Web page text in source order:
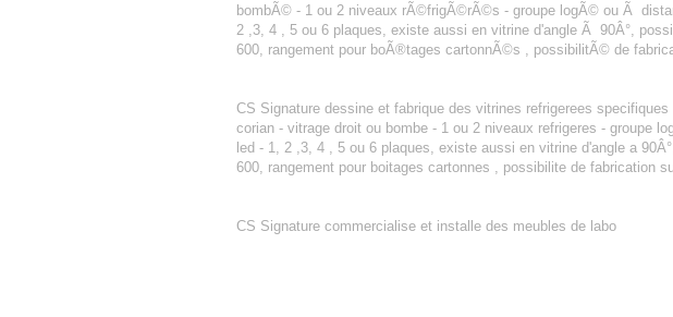
bombÃ© - 1 ou 2 niveaux rÃ©frigÃ©rÃ©s - groupe logÃ© ou Ã
2 ,3, 4 , 5 ou 6 plaques, existe aussi en vitrine d'angle Ã 90Â°,
600, rangement pour boÃ®tages cartonnÃ©s , possibilitÃ© de
CS Signature dessine et fabrique des vitrines refrigerees
corian - vitrage droit ou bombe - 1 ou 2 niveaux refrigeres - groupe
led - 1, 2 ,3, 4 , 5 ou 6 plaques, existe aussi en vitrine d'angle a
600, rangement pour boitages cartonnes , possibilite de fabrication
CS Signature commercialise et installe des meubles de labo